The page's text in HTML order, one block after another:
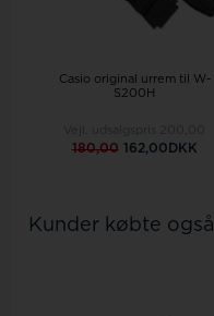
Casio original urrem til W-
S200H
180,00 162,00DKK
Kunder købte også